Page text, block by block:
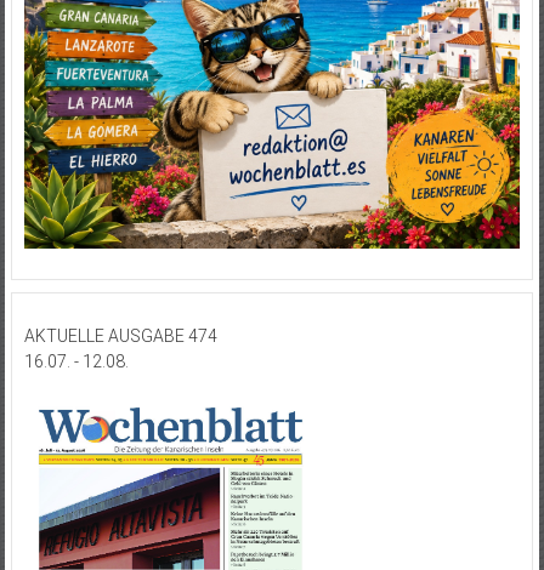
AKTUELLE AUSGABE 474
16.07. - 12.08.